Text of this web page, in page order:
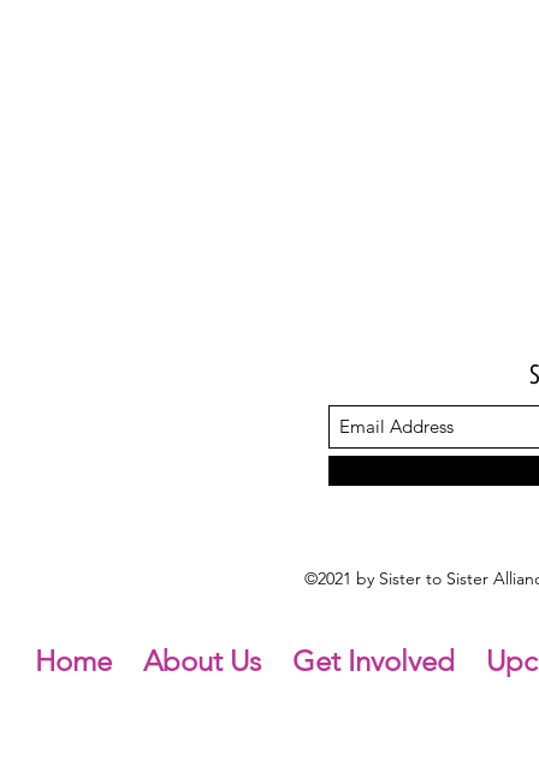
©2021 by Sister to Sister
Home About Us Get Involved